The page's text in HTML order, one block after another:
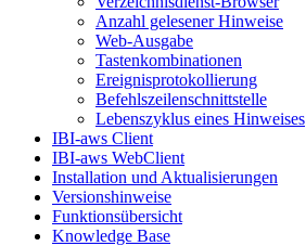
Anzahl gelesener Hinweise
Web-Ausgabe
Tastenkombinationen
Ereignisprotokollierung
Befehlszeilenschnittstelle
Lebenszyklus eines Hinweises
IBI-aws Client
IBI-aws WebClient
Installation und Aktualisierungen
Versionshinweise
Funktionsübersicht
Knowledge Base